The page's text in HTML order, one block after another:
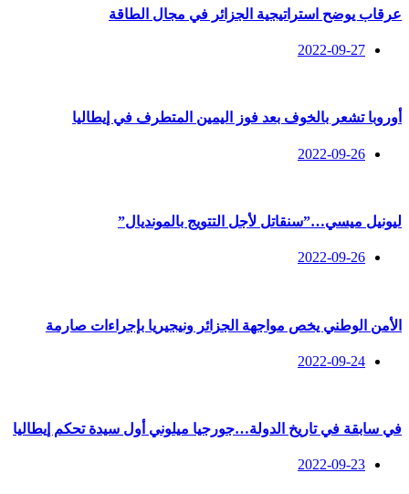
عرقاب يوضح استراتيجية الجزائر في مجال الطاقة
2022-09-27
أوروبا تشعر بالخوف بعد فوز اليمين المتطرف في إيطاليا
2022-09-26
ليونيل ميسي…”سنقاتل لأجل التتويج بالمونديال”
2022-09-26
الأمن الوطني يخص مواجهة الجزائر ونيجيريا بإجراءات صارمة
2022-09-24
في سابقة في تاريخ الدولة…جورجيا ميلوني أول سيدة تحكم إيطاليا
2022-09-23